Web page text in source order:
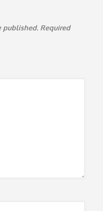
published. Required